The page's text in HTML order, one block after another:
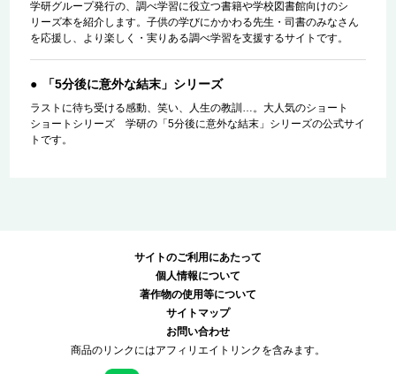
学研グループ発行の、調べ学習に役立つ書籍や学校図書館向けのシ
リーズ本を紹介します。子供の学びにかかわる先生・司書のみなさん
を応援し、より楽しく・実りある調べ学習を支援するサイトです。
「5分後に意外な結末」シリーズ
ラストに待ち受ける感動、笑い、人生の教訓…。大人気のショート
ショートシリーズ 学研の「5分後に意外な結末」シリーズの公式サイ
トです。
サイトのご利用にあたって
個人情報について
著作物の使用等について
サイトマップ
お問い合わせ
商品のリンクにはアフィリエイトリンクを含みます。